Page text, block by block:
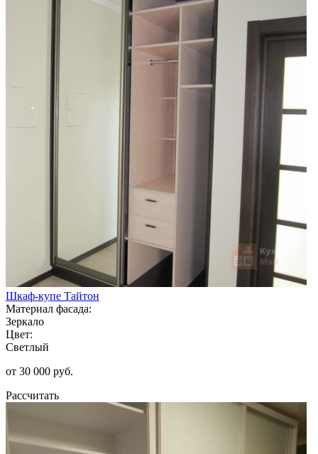
Шкаф-купе Тайтон
Материал фасада:
Зеркало
Цвет:
Светлый
от 30 000 руб.
Рассчитать